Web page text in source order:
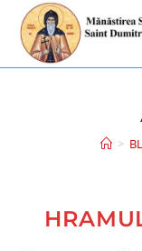
content
>